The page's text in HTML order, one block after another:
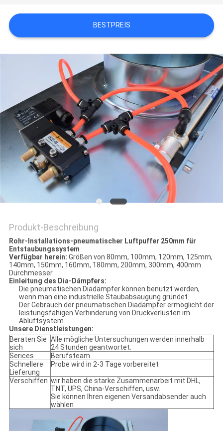
PRIVACY
BESTPREIS
Produkt-Beschreibung
Rohr-Installations-pneumatischer Luftpuffer 250mm für
Entstaubungssystem
Verfügbar herein: Größen von 80mm, 100mm, 120mm, 125mm,
140mm, 150mm, 160mm, 180mm, 200mm, 300mm, 400mm
Durchmesser
Einleitung des Dia-Dämpfers:
Die pneumatischen Diadämpfer können benutzt werden,
wenn man eine industrielle Staubabsaugung gründet.
Der Gebrauch der pneumatischen Diadämpfer ermöglicht der
leistungsfähigen Verhinderung von Druckverlusten im
Abluftsystem
Unsere Dienstleistungen:
Beraten Sie
sich
Alle mögliche Untersuchungen werden innerhalb
24 Stunden geantwortet.
Serices
Berufsteam
Schnellere
Lieferung
Probe wird in 2-3 Tage vorbereitet
Verschiffen wir haben die starke Zusammenarbeit mit DHL,
TNT, UPS, China-Verschiffen, usw.
Sie können Ihren eigenen Versandabsender auch
wählen